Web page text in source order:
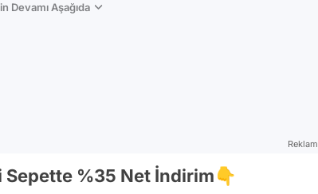
Devamı Aşağıda
Reklam
%35 Net İndirim👇